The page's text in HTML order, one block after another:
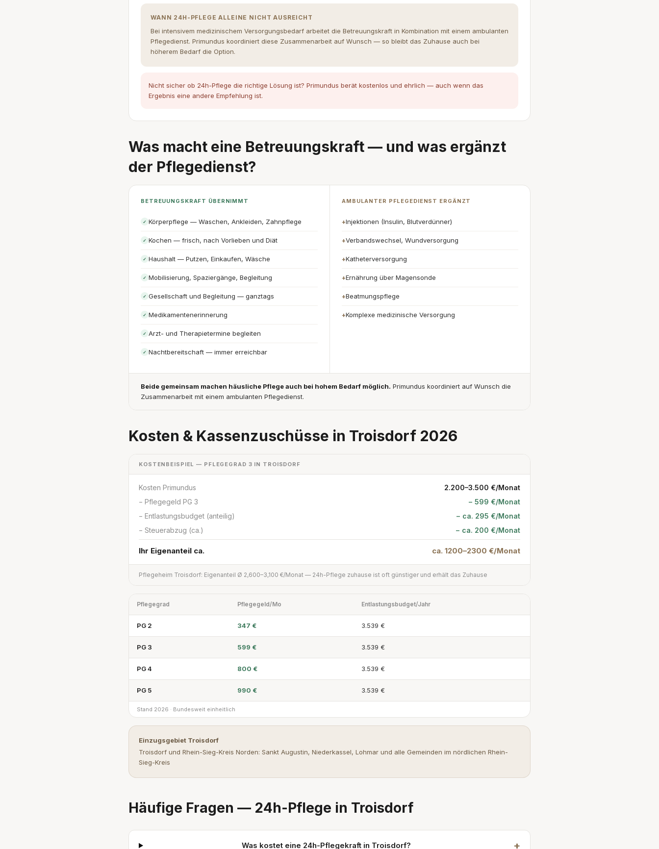
WANN 24H-PFLEGE ALLEINE NICHT AUSREICHT
Bei intensivem medizinischem Versorgungsbedarf arbeitet die Betreuungskraft in Kombination mit einem ambulanten
Pflegedienst. Primundus koordiniert diese Zusammenarbeit auf Wunsch — so bleibt das Zuhause auch bei
höherem Bedarf die Option.
Nicht sicher ob 24h-Pflege die richtige Lösung ist? Primundus berät kostenlos und ehrlich — auch wenn das
Ergebnis eine andere Empfehlung ist.
Was macht eine Betreuungskraft — und was ergänzt
der Pflegedienst?
BETREUUNGSKRAFT ÜBERNIMMT
✓ Körperpflege — Waschen, Ankleiden, Zahnpflege
✓ Kochen — frisch, nach Vorlieben und Diät
✓ Haushalt — Putzen, Einkaufen, Wäsche
✓ Mobilisierung, Spaziergänge, Begleitung
✓ Gesellschaft und Begleitung — ganztags
✓ Medikamentenerinnerung
✓ Arzt- und Therapietermine begleiten
✓ Nachtbereitschaft — immer erreichbar
AMBULANTER PFLEGEDIENST ERGÄNZT
+Injektionen (Insulin, Blutverdünner)
+Verbandswechsel, Wundversorgung
+Katheterversorgung
+Ernährung über Magensonde
+Beatmungspflege
+Komplexe medizinische Versorgung
Beide gemeinsam machen häusliche Pflege auch bei hohem Bedarf möglich. Primundus koordiniert auf Wunsch die
Zusammenarbeit mit einem ambulanten Pflegedienst.
Kosten & Kassenzuschüsse in Troisdorf 2026
KOSTENBEISPIEL — PFLEGEGRAD 3 IN TROISDORF
Kosten Primundus
2.200–3.500 €/Monat
− Pflegegeld PG 3
− 599 €/Monat
− Entlastungsbudget (anteilig)
− ca. 295 €/Monat
− Steuerabzug (ca.)
− ca. 200 €/Monat
Ihr Eigenanteil ca. ca. 1200–2300 €/Monat
Pflegeheim Troisdorf: Eigenanteil Ø 2,600–3,100 €/Monat — 24h-Pflege zuhause ist oft günstiger und erhält das Zuhause
Pflegegrad Pflegegeld/Mo Entlastungsbudget/Jahr
PG 2 347 € 3.539 €
PG 3 599 € 3.539 €
PG 4 800 € 3.539 €
PG 5 990 € 3.539 €
Stand 2026 · Bundesweit einheitlich
Einzugsgebiet Troisdorf
Troisdorf und Rhein-Sieg-Kreis Norden: Sankt Augustin, Niederkassel, Lohmar und alle Gemeinden im nördlichen Rhein-
Sieg-Kreis
Häufige Fragen — 24h-Pflege in Troisdorf
Was kostet eine 24h-Pflegekraft in Troisdorf? +